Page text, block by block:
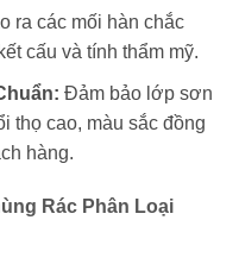
ra các mối hàn chắc
cấu và tính thẩm mỹ.
Đảm bảo lớp sơn
thọ cao, màu sắc đồng
hàng.
Rác Phân Loại